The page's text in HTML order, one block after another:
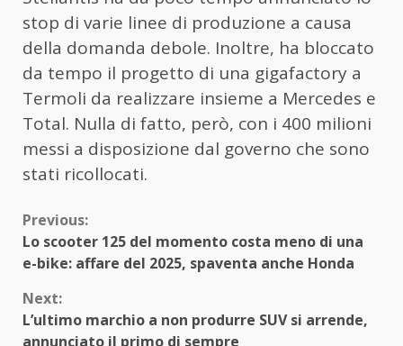
stop di varie linee di produzione a causa
della domanda debole. Inoltre, ha bloccato
da tempo il progetto di una gigafactory a
Termoli da realizzare insieme a Mercedes e
Total. Nulla di fatto, però, con i 400 milioni
messi a disposizione dal governo che sono
stati ricollocati.
Continue
Reading
Previous:
Lo scooter 125 del momento costa meno di una
e-bike: affare del 2025, spaventa anche Honda
Next:
L’ultimo marchio a non produrre SUV si arrende,
annunciato il primo di sempre